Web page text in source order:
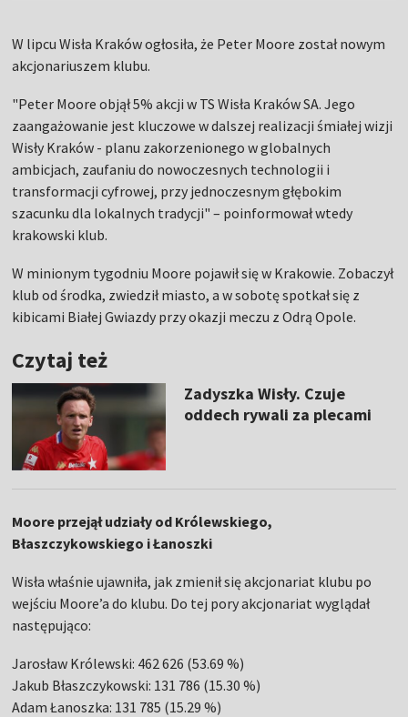
W lipcu Wisła Kraków ogłosiła, że Peter Moore został nowym
akcjonariuszem klubu.
"Peter Moore objął 5% akcji w TS Wisła Kraków SA. Jego
zaangażowanie jest kluczowe w dalszej realizacji śmiałej wizji
Wisły Kraków - planu zakorzenionego w globalnych
ambicjach, zaufaniu do nowoczesnych technologii i
transformacji cyfrowej, przy jednoczesnym głębokim
szacunku dla lokalnych tradycji" – poinformował wtedy
krakowski klub.
W minionym tygodniu Moore pojawił się w Krakowie. Zobaczył
klub od środka, zwiedził miasto, a w sobotę spotkał się z
kibicami Białej Gwiazdy przy okazji meczu z Odrą Opole.
Czytaj też
Zadyszka Wisły. Czuje
oddech rywali za plecami
Moore przejął udziały od Królewskiego,
Błaszczykowskiego i Łanoszki
Wisła właśnie ujawniła, jak zmienił się akcjonariat klubu po
wejściu Moore’a do klubu. Do tej pory akcjonariat wyglądał
następująco:
Jarosław Królewski: 462 626 (53.69 %)
Jakub Błaszczykowski: 131 786 (15.30 %)
Adam Łanoszka: 131 785 (15.29 %)